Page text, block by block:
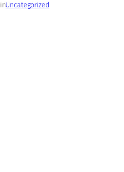
inUncategorized